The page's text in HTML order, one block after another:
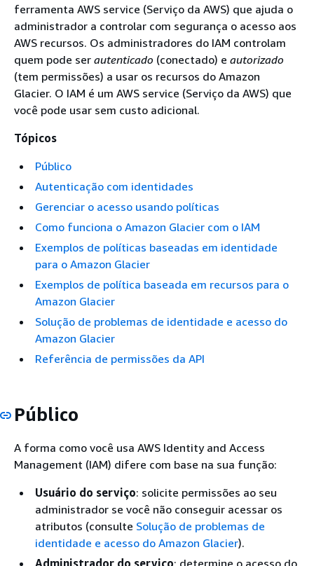
ferramenta AWS service (Serviço da AWS) que ajuda o
administrador a controlar com segurança o acesso aos
AWS recursos. Os administradores do IAM controlam
quem pode ser autenticado (conectado) e autorizado
(tem permissões) a usar os recursos do Amazon
Glacier. O IAM é um AWS service (Serviço da AWS) que
você pode usar sem custo adicional.
Tópicos
Público
Autenticação com identidades
Gerenciar o acesso usando políticas
Como funciona o Amazon Glacier com o IAM
Exemplos de políticas baseadas em identidade
para o Amazon Glacier
Exemplos de política baseada em recursos para o
Amazon Glacier
Solução de problemas de identidade e acesso do
Amazon Glacier
Referência de permissões da API
Público
A forma como você usa AWS Identity and Access
Management (IAM) difere com base na sua função:
Usuário do serviço: solicite permissões ao seu
administrador se você não conseguir acessar os
atributos (consulte Solução de problemas de
identidade e acesso do Amazon Glacier).
Administrador do serviço: determine o acesso do